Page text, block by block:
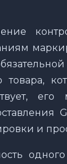
товара,
и